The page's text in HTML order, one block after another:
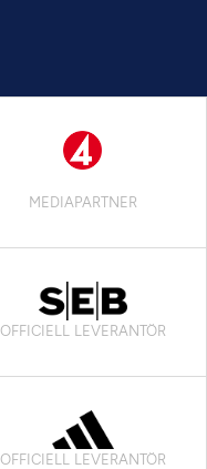
MEDIAPARTNER
OFFICIELL LEVERANTÖR
OFFICIELL LEVERANTÖR